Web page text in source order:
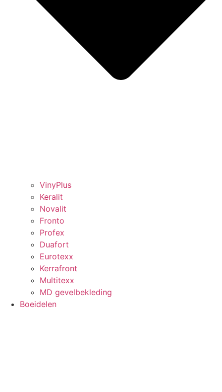
VinyPlus
Keralit
Novalit
Fronto
Profex
Duafort
Eurotexx
Kerrafront
Multitexx
MD gevelbekleding
Boeidelen